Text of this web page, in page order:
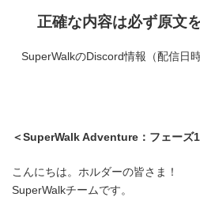
正確な内容は必ず原文
SuperWalkのDiscord情報（配信日
＜SuperWalk Adventure：フェーズ
こんにちは。ホルダーの皆さま！
SuperWalkチームです。